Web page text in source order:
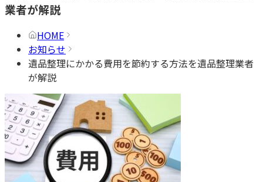
業者が解説
HOME
お知らせ
遺品整理にかかる費用を節約する方法を遺品整理業者
が解説